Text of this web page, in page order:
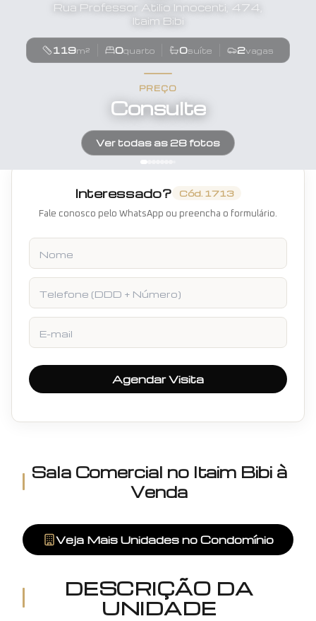
Rua Professor Atilio Innocenti, 474,
Itaim Bibi
119m² 0quarto 0suíte 2vagas
PREÇO
Consulte
Ver todas as 28fotos
Sala Comercial no Itaim Bibi à
Venda
Veja Mais Unidades no Condomínio
DESCRIÇÃO DA
UNIDADE
Interessado? Cód. 1713
Fale conosco pelo WhatsApp ou preencha o formulário.
Nome
Telefone
E-mail
Agendar Visita